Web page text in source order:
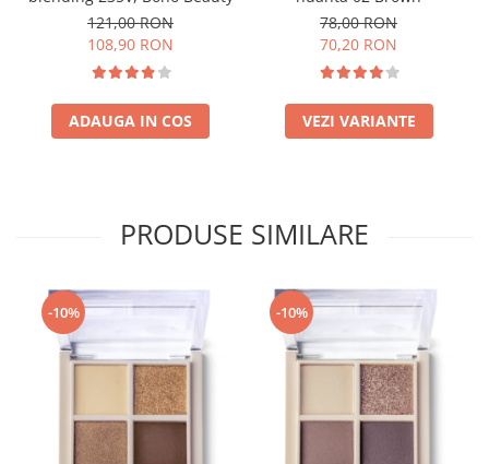
121,00 RON
108,90 RON
ADAUGA IN COS
78,00 RON
70,20 RON
VEZI VARIANTE
PRODUSE SIMILARE
-10% -10%